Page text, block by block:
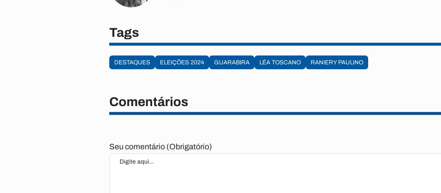
Tags
DESTAQUES ELEIÇÕES 2024 GUARABIRA LÉA TOSCANO RANIERY PAULINO
Comentários
Seu comentário (Obrigatório)